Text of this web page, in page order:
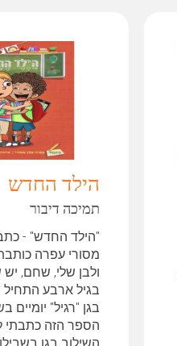
הילד החדש
תמיכה דיבור
"הילד החדש" -
מסורי עפרה
ולבן שלי, שחם, יש
בגיל ארבע
בגן "רגיל" יומיים
הספר הזה כתבתי